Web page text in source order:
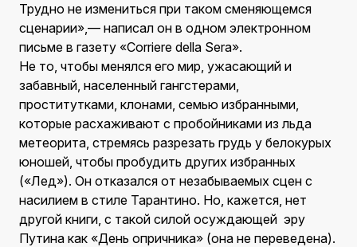
Трудно не измениться при таком сменяющемся
сценарии»,— написал он в одном электронном
письме в газету «Corriere della Sera».
Не то, чтобы менялся его мир, ужасающий и
забавный, населенный гангстерами,
проститутками, клонами, семью избранными,
которые расхаживают с пробойниками из льда
метеорита, стремясь разрезать грудь у белокурых
юношей, чтобы пробудить других избранных
(«Лед»). Он отказался от незабываемых сцен с
насилием в стиле Тарантино. Но, кажется, нет
другой книги, с такой силой осуждающей эру
Путина как «День опричника» (она не переведена).